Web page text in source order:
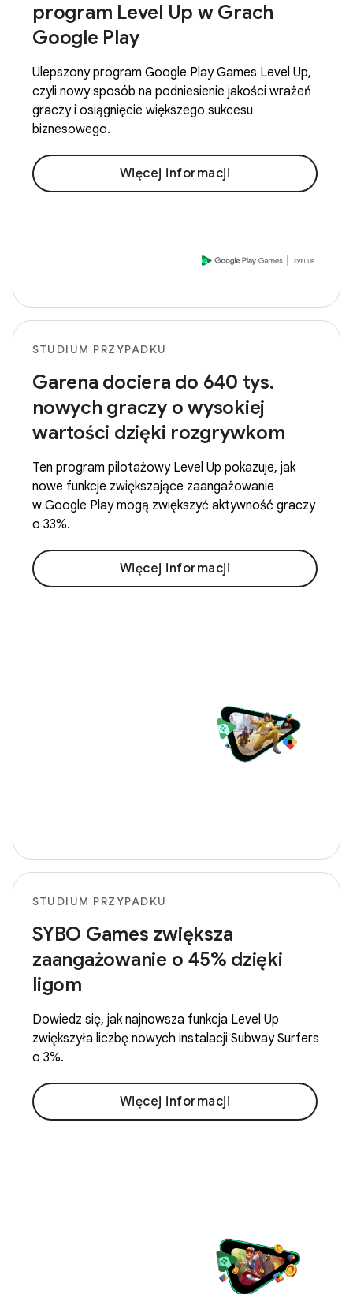
program Level Up w Grach
Google Play
Ulepszony program Google Play Games Level Up,
czyli nowy sposób na podniesienie jakości wrażeń
graczy i osiągnięcie większego sukcesu
biznesowego.
Więcej informacji
STUDIUM PRZYPADKU
Garena dociera do 640 tys.
nowych graczy o wysokiej
wartości dzięki rozgrywkom
Ten program pilotażowy Level Up pokazuje, jak
nowe funkcje zwiększające zaangażowanie
w Google Play mogą zwiększyć aktywność graczy
o 33%.
Więcej informacji
STUDIUM PRZYPADKU
SYBO Games zwiększa
zaangażowanie o 45% dzięki
ligom
Dowiedz się, jak najnowsza funkcja Level Up
zwiększyła liczbę nowych instalacji Subway Surfers
o 3%.
Więcej informacji